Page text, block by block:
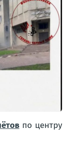
по центру